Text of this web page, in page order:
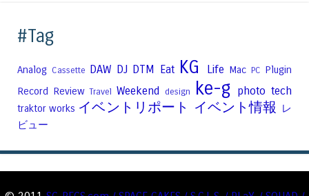
#Tag
Analog Cassette DAW DJ DTM Eat KG Life Mac PC Plugin
Record Review Travel Weekend design ke-g photo tech
traktor works イベントリポート イベント情報
レ
ビュー